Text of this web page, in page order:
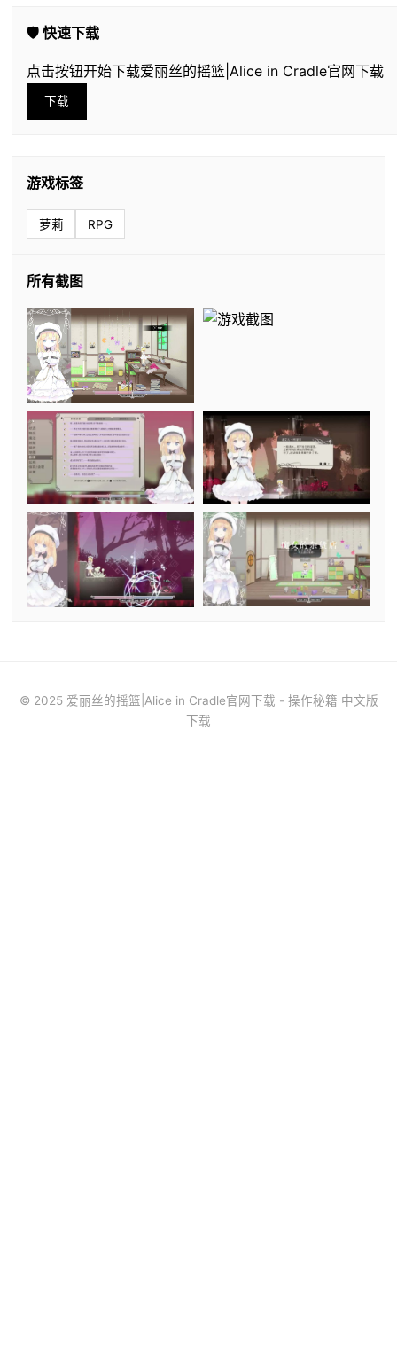
🛡️ 快速下载
点击按钮开始下载爱丽丝的摇篮|Alice in Cradle官网下载
下载
游戏标签
萝莉 RPG
所有截图
© 2025 爱丽丝的摇篮|Alice in Cradle官网下载 - 操作秘籍 中文版
下载